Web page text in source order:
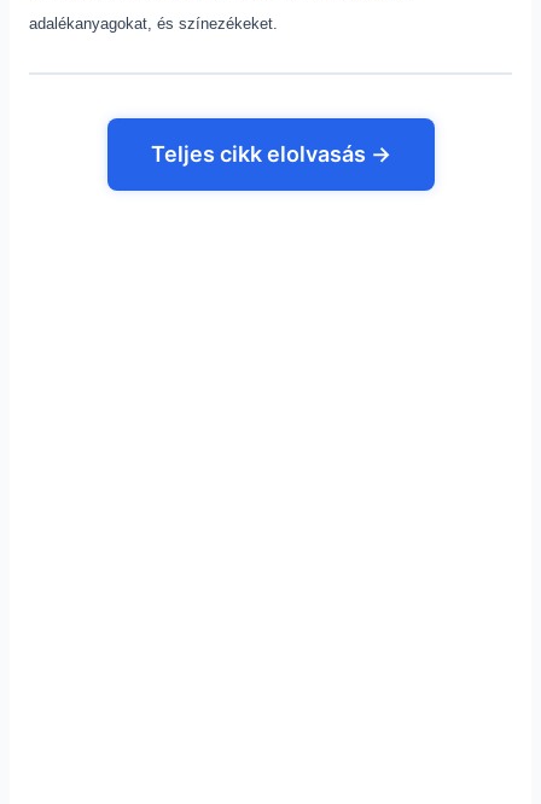
adalékanyagokat, és színezékeket.
Teljes cikk elolvasás →